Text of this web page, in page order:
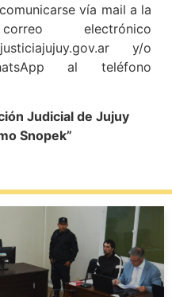
vía mail a la
electrónico
y/o
al teléfono
Judicial de Jujuy
Snopek”